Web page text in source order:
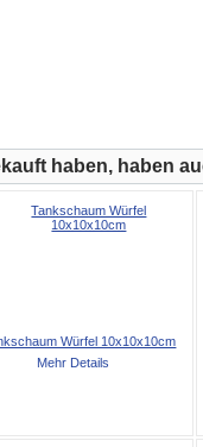
haben, haben
Würfel 10x10x10cm
Mehr Details